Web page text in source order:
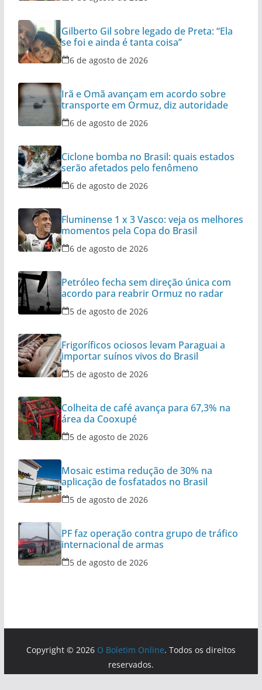
Gilberto Gil sobre legado de Preta: “Ela
se foi e ainda é tanta coisa”
6 de agosto de 2026
Irã e Omã avançam em acordo sobre
transporte em Ormuz, diz autoridade
6 de agosto de 2026
Ciclone bomba no Brasil: quais estados
serão afetados pelo fenômeno
6 de agosto de 2026
Fluminense 1 x 3 Vasco: veja os melhores
momentos pela Copa do Brasil
6 de agosto de 2026
Petróleo fecha sem direção única com
acordo para reabrir Ormuz no radar
5 de agosto de 2026
Frigoríficos ociosos levam Paraguai a
importar suínos vivos do Brasil
5 de agosto de 2026
Colheita de café avança para 67,3% na
área da Cooxupé
5 de agosto de 2026
Mosaic estima redução de 30% na
aplicação de fosfatados no Brasil
5 de agosto de 2026
PF faz operação contra grupo de tráfico
internacional de armas
5 de agosto de 2026
Copyright © 2026 O Boletim Online. Todos os direitos
reservados.